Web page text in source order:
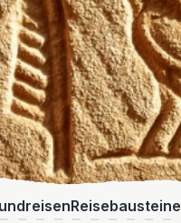
Reisebausteine